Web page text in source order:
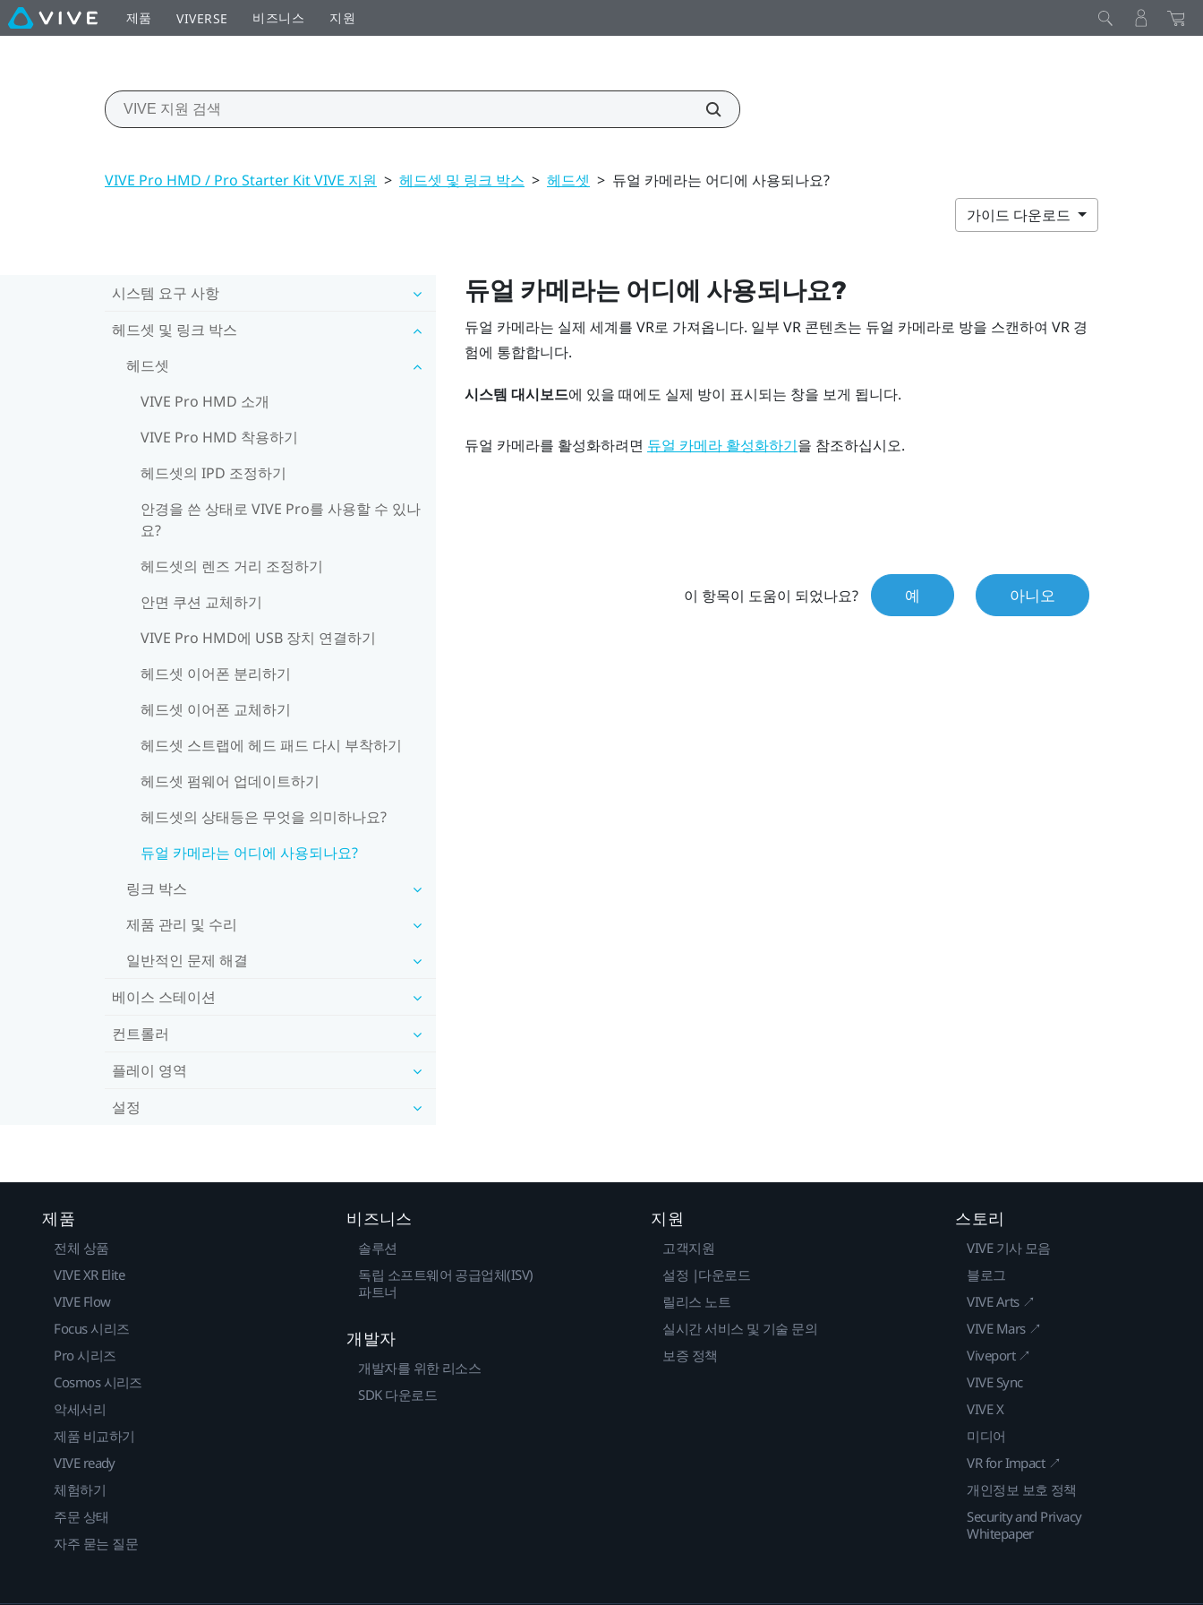
제품 VIVERSE 비즈니스 지원
VIVE Pro HMD / Pro Starter Kit VIVE 지원 > 헤드셋 및 링크 박스 > 헤드셋 > 듀얼 카메라는 어디에 사용되나요?
가이드 다운로드
시스템 요구 사항
헤드셋 및 링크 박스
헤드셋
VIVE Pro HMD 소개
VIVE Pro HMD 착용하기
헤드셋의 IPD 조정하기
안경을 쓴 상태로 VIVE Pro를 사용할 수 있나
요?
헤드셋의 렌즈 거리 조정하기
안면 쿠션 교체하기
VIVE Pro HMD에 USB 장치 연결하기
헤드셋 이어폰 분리하기
헤드셋 이어폰 교체하기
헤드셋 스트랩에 헤드 패드 다시 부착하기
헤드셋 펌웨어 업데이트하기
헤드셋의 상태등은 무엇을 의미하나요?
듀얼 카메라는 어디에 사용되나요?
링크 박스
제품 관리 및 수리
일반적인 문제 해결
베이스 스테이션
컨트롤러
플레이 영역
설정
듀얼 카메라는 어디에 사용되나요?
듀얼 카메라는 실제 세계를 VR로 가져옵니다. 일부 VR 콘텐츠는 듀얼 카메라로 방을 스캔하여 VR 경
험에 통합합니다.
시스템 대시보드에 있을 때에도 실제 방이 표시되는 창을 보게 됩니다.
듀얼 카메라를 활성화하려면 듀얼 카메라 활성화하기 을 참조하십시오.
이 항목이 도움이 되었나요? 예 아니오
제품
전체 상품
VIVE XR Elite
VIVE Flow
Focus 시리즈
Pro 시리즈
Cosmos 시리즈
악세서리
제품 비교하기
VIVE ready
체험하기
주문 상태
자주 묻는 질문
비즈니스
솔루션
독립 소프트웨어 공급업체(ISV)
파트너
개발자
개발자를 위한 리소스
SDK 다운로드
지원
고객지원
설정 |다운로드
릴리스 노트
실시간 서비스 및 기술 문의
보증 정책
스토리
VIVE 기사 모음
블로그
VIVE Arts ↗
VIVE Mars ↗
Viveport ↗
VIVE Sync
VIVE X
미디어
VR for Impact ↗
개인정보 보호 정책
Security and Privacy
Whitepaper